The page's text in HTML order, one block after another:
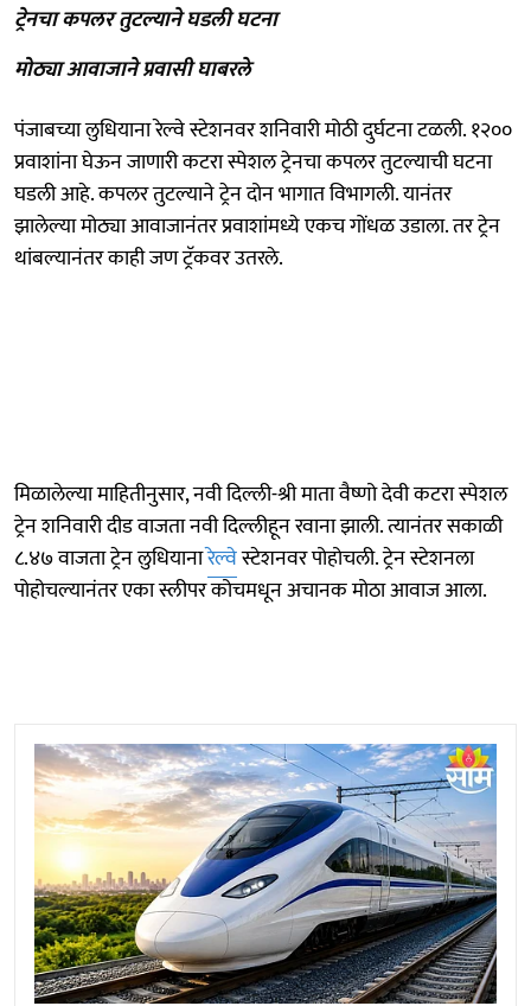
ट्रेनचा कपलर तुटल्याने घडली घटना
मोठ्या आवाजाने प्रवासी घाबरले
पंजाबच्या लुधियाना रेल्वे स्टेशनवर शनिवारी मोठी दुर्घटना टळली. १२००
प्रवाशांना घेऊन जाणारी कटरा स्पेशल ट्रेनचा कपलर तुटल्याची घटना
घडली आहे. कपलर तुटल्याने ट्रेन दोन भागात विभागली. यानंतर
झालेल्या मोठ्या आवाजानंतर प्रवाशांमध्ये एकच गोंधळ उडाला. तर ट्रेन
थांबल्यानंतर काही जण ट्रॅकवर उतरले.
मिळालेल्या माहितीनुसार, नवी दिल्ली-श्री माता वैष्णो देवी कटरा स्पेशल
ट्रेन शनिवारी दीड वाजता नवी दिल्लीहून रवाना झाली. त्यानंतर सकाळी
८.४७ वाजता ट्रेन लुधियानारेल्वेस्टेशनवर पोहोचली. ट्रेन स्टेशनला
पोहोचल्यानंतर एका स्लीपर कोचमधून अचानक मोठा आवाज आला.